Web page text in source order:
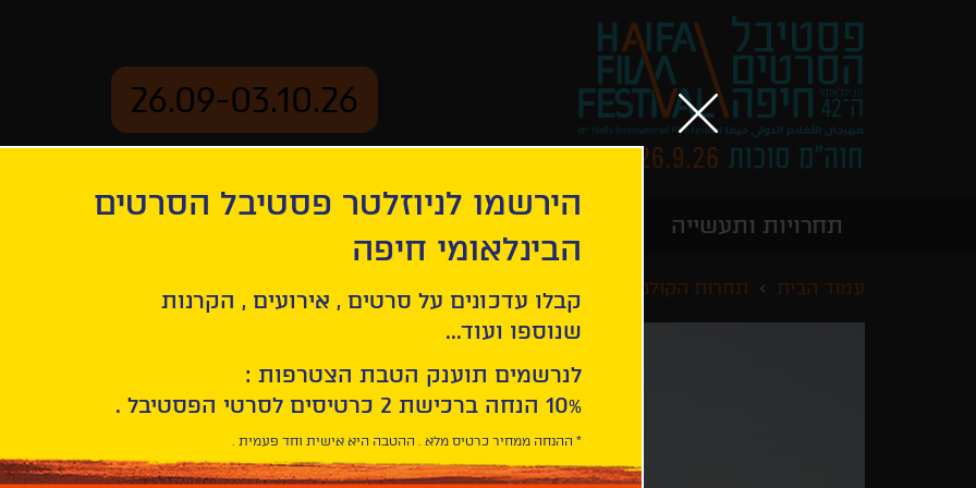
26.09-03.10.26
תחרויות ותעשייה
עמוד הבית תחרות הקולנוע הישראלי
הירשמו לניוזלטר פסטיבל הסרטים
הבינלאומי חיפה
קבלו עדכונים על סרטים , אירועים , הקרנות
שנוספו ועוד...
לנרשמים תוענק הטבת הצטרפות :
10% הנחה ברכישת 2 כרטיסים לסרטי הפסטיבל .
* ההנחה ממחיר כרטיס מלא . ההטבה היא אישית וחד פעמית .